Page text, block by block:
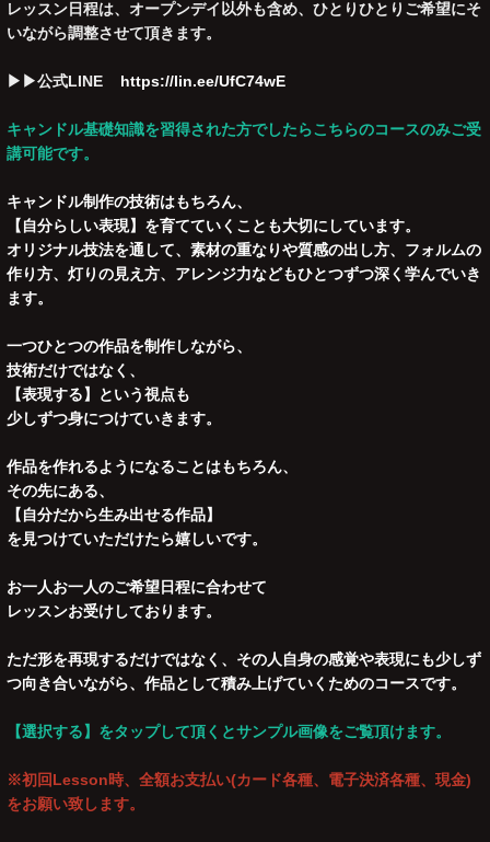
レッスン日程は、オープンデイ以外も含め、ひとりひとりご希望にそ
いながら調整させて頂きます。
▶︎▶︎公式LINE https://lin.ee/UfC74wE
キャンドル基礎知識を習得された方でしたらこちらのコースのみご受
講可能です。
キャンドル制作の技術はもちろん、
【自分らしい表現】を育てていくことも大切にしています。
オリジナル技法を通して、素材の重なりや質感の出し方、フォルムの
作り方、灯りの見え方、アレンジ力などもひとつずつ深く学んでいき
ます。
一つひとつの作品を制作しながら、
技術だけではなく、
【表現する】という視点も
少しずつ身につけていきます。
作品を作れるようになることはもちろん、
その先にある、
【自分だから生み出せる作品】
を見つけていただけたら嬉しいです。
お一人お一人のご希望日程に合わせて
レッスンお受けしております。
ただ形を再現するだけではなく、その人自身の感覚や表現にも少しず
つ向き合いながら、作品として積み上げていくためのコースです。
【選択する】をタップして頂くとサンプル画像をご覧頂けます。
※初回Lesson時、全額お支払い(カード各種、電子決済各種、現金)
をお願い致します。